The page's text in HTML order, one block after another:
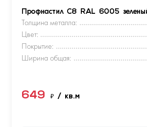
Профнастил С8 RAL 6005
Толщина металла:
Цвет:
Покрытие:
Ширина общая:
649 ₽ / кв.м